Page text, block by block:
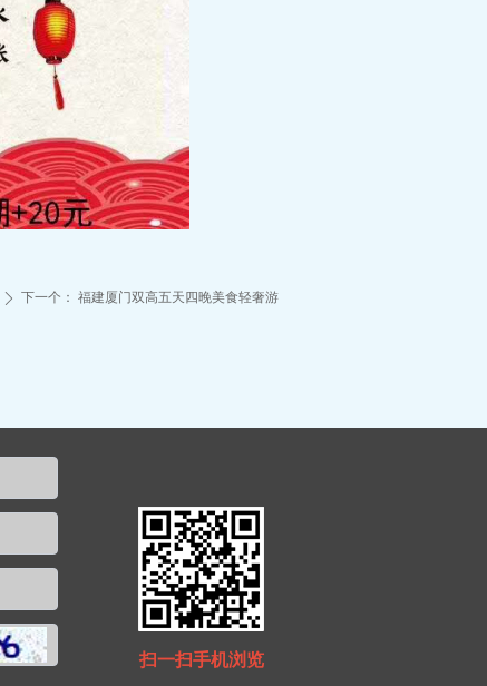
ꄲ 下一个： 福建厦门双高五天四晚美食轻奢游
扫一扫手机浏览